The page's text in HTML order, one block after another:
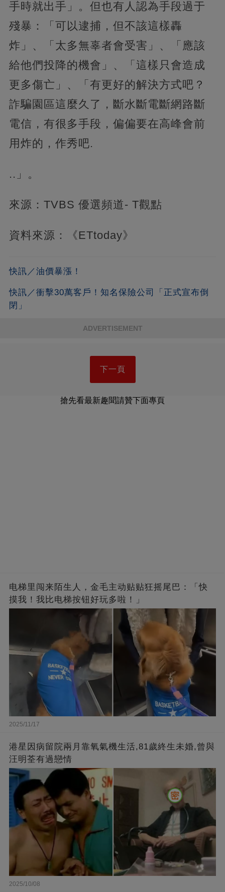
手時就出手」。但也有人認為手段過于
殘暴：「可以逮捕，但不該這樣轟
炸」、「太多無辜者會受害」、「應該
給他們投降的機會」、「這樣只會造成
更多傷亡」、「有更好的解決方式吧？
詐騙園區這麼久了，斷水斷電斷網路斷
電信，有很多手段，偏偏要在高峰會前
用炸的，作秀吧.
..」。
來源：TVBS 優選頻道- T觀點
資料來源：《ETtoday》
快訊／油價暴漲！
快訊／衝擊30萬客戶！知名保險公司「正式宣布倒
閉」
ADVERTISEMENT
下一頁
搶先看最新趣聞請贊下面專頁
电梯里闯来陌生人，金毛主动贴贴狂摇尾巴：「快
摸我！我比电梯按钮好玩多啦！」
2025/11/17
港星因病留院兩月靠氧氣機生活,81歲終生未婚,曾與
汪明荃有過戀情
2025/10/08